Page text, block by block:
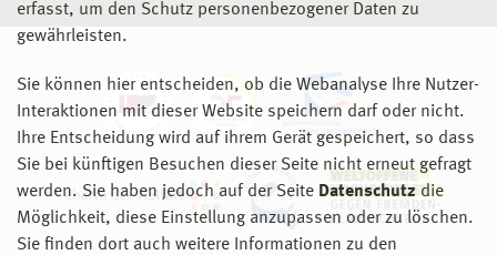
erfasst, um den Schutz personenbezogener Daten zu
gewährleisten.
Sie können hier entscheiden, ob die Webanalyse Ihre Nutzer-
Interaktionen mit dieser Website speichern darf oder nicht.
Ihre Entscheidung wird auf ihrem Gerät gespeichert, so dass
Sie bei künftigen Besuchen dieser Seite nicht erneut gefragt
werden. Sie haben jedoch auf der Seite Datenschutz die
Möglichkeit, diese Einstellung anzupassen oder zu löschen.
Sie finden dort auch weitere Informationen zu den